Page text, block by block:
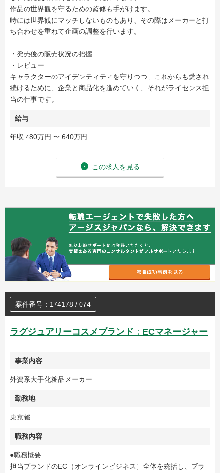
作品の世界観を守るための監修も手がけます。
時には世界観にマッチしないものもあり、その際はメーカーと打
ち合わせを重ねて企画の調整を行います。
・発売後の販売状況の把握
・レビュー
キャラクターのアイデンティティを守りつつ、これからも愛され
続けるために、企業と商品化を進めていく、それがライセンス担
当の仕事です。
給与
年収 480万円 〜 640万円
この求人を見る
案件番号：174178 / 074
ラグジュアリーコスメブランド：ECマネージャー
事業内容
外資系大手化粧品メーカー
勤務地
東京都
職務内容
●職務概要
担当ブランドのEC（オンラインビジネス）全体を統括し、ブラ